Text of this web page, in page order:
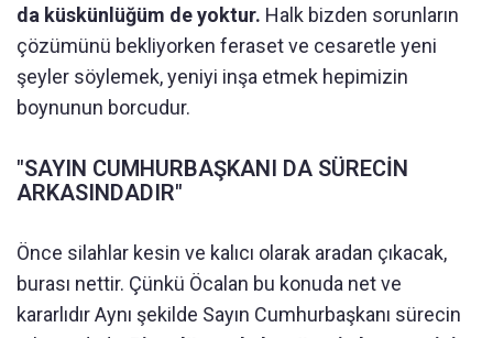
da küskünlüğüm de yoktur. Halk bizden sorunların
çözümünü bekliyorken feraset ve cesaretle yeni
şeyler söylemek, yeniyi inşa etmek hepimizin
boynunun borcudur.
"SAYIN CUMHURBAŞKANI DA SÜRECİN
ARKASINDADIR"
Önce silahlar kesin ve kalıcı olarak aradan çıkacak,
burası nettir. Çünkü Öcalan bu konuda net ve
kararlıdır Aynı şekilde Sayın Cumhurbaşkanı sürecin